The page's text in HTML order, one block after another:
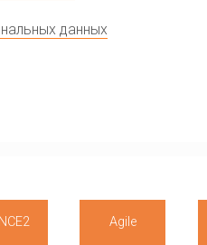
данных
Agile